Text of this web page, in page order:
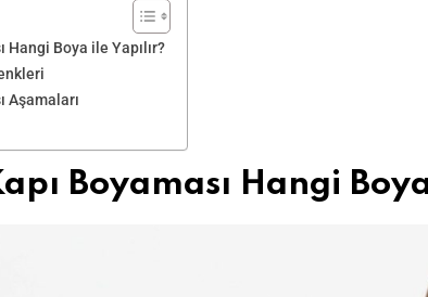
Hangi Boya ile Yapılır?
Aşamaları
Boyaması Hangi